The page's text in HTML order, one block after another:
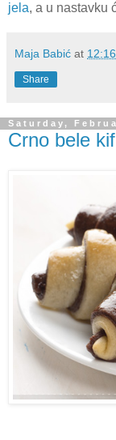
jela, a u nastavku
Maja Babić at
Share
Saturday,
Crno bele